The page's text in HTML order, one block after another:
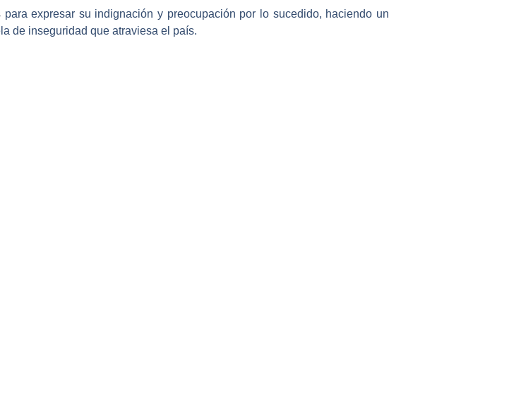
para expresar su indignación y preocupación por lo sucedido, haciendo un
de inseguridad que atraviesa el país.